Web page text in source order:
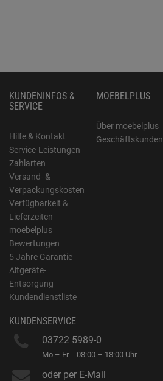
KUNDENINFOS &
SERVICE
Hilfe & Kontakt
Service-Leistungen
Zahlarten
Versand- &
Verpackungskosten
Verfügbarkeit &
Lieferzeiten
moebelplus
Bewertungen
5 Jahre Garantie
Altgeräte-
Entsorgung
Kundendienstliste
MOEBELPLUS
Über moebelplus
Geschäftskunden
KUNDENSERVICE
03722 5989-0
Mo – Fr 08:00 – 18:00 Uhr
oder per E-Mail